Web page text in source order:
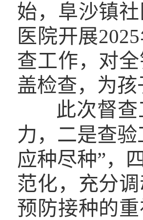
始，阜沙镇
医院开展
查工作，对
盖检查，为
此次督
力，二是查
应种尽种”，
范化，充分
预防接种的